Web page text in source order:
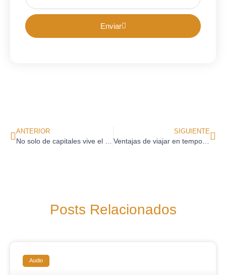
Enviar
ANTERIOR SIGUIENTE
Ventajas de viajar en temporada baja
Posts Relacionados
Audio